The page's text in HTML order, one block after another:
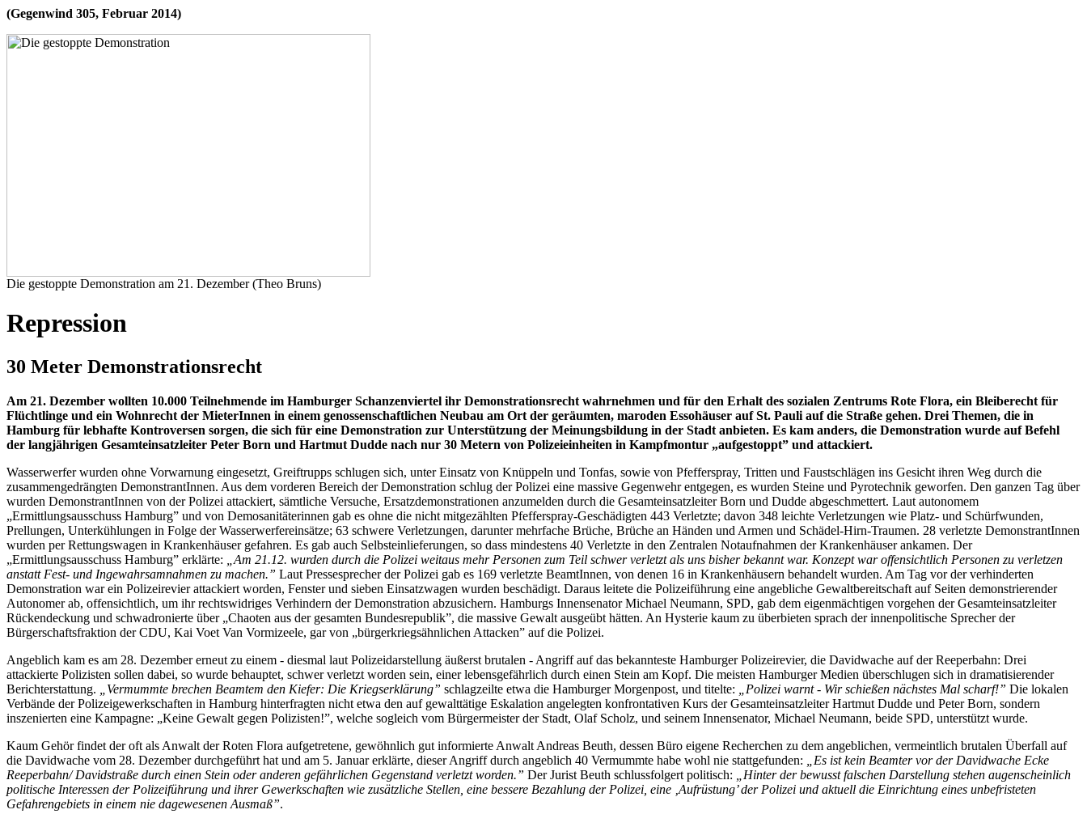
(Gegenwind 305, Februar 2014)
Die gestoppte Demonstration am 21. Dezember (Theo Bruns)
Repression
30 Meter Demonstrationsrecht
Am 21. Dezember wollten 10.000 Teilnehmende im Hamburger Schanzenviertel ihr Demonstrationsrecht wahrnehmen und für den Erhalt des sozialen Zentrums Rote Flora, ein Bleiberecht für
Flüchtlinge und ein Wohnrecht der MieterInnen in einem genossenschaftlichen Neubau am Ort der geräumten, maroden Essohäuser auf St. Pauli auf die Straße gehen. Drei Themen, die in
Hamburg für lebhafte Kontroversen sorgen, die sich für eine Demonstration zur Unterstützung der Meinungsbildung in der Stadt anbieten. Es kam anders, die Demonstration wurde auf Befehl
der langjährigen Gesamteinsatzleiter Peter Born und Hartmut Dudde nach nur 30 Metern von Polizeieinheiten in Kampfmontur „aufgestoppt” und attackiert.
Wasserwerfer wurden ohne Vorwarnung eingesetzt, Greiftrupps schlugen sich, unter Einsatz von Knüppeln und Tonfas, sowie von Pfefferspray, Tritten und Faustschlägen ins Gesicht ihren Weg durch die
zusammengedrängten DemonstrantInnen. Aus dem vorderen Bereich der Demonstration schlug der Polizei eine massive Gegenwehr entgegen, es wurden Steine und Pyrotechnik geworfen. Den ganzen Tag über
wurden DemonstrantInnen von der Polizei attackiert, sämtliche Versuche, Ersatzdemonstrationen anzumelden durch die Gesamteinsatzleiter Born und Dudde abgeschmettert. Laut autonomem
„Ermittlungsausschuss Hamburg” und von Demosanitäterinnen gab es ohne die nicht mitgezählten Pfefferspray-Geschädigten 443 Verletzte; davon 348 leichte Verletzungen wie Platz- und Schürfwunden,
Prellungen, Unterkühlungen in Folge der Wasserwerfereinsätze; 63 schwere Verletzungen, darunter mehrfache Brüche, Brüche an Händen und Armen und Schädel-Hirn-Traumen. 28 verletzte DemonstrantInnen
wurden per Rettungswagen in Krankenhäuser gefahren. Es gab auch Selbsteinlieferungen, so dass mindestens 40 Verletzte in den Zentralen Notaufnahmen der Krankenhäuser ankamen. Der
„Ermittlungsausschuss Hamburg” erklärte:
„Am 21.12. wurden durch die Polizei weitaus mehr Personen zum Teil schwer verletzt als uns bisher bekannt war. Konzept war offensichtlich Personen zu verletzen
anstatt Fest- und Ingewahrsamnahmen zu machen.” Laut Pressesprecher der Polizei gab es 169 verletzte BeamtInnen, von denen 16 in Krankenhäusern behandelt wurden. Am Tag vor der verhinderten
Demonstration war ein Polizeirevier attackiert worden, Fenster und sieben Einsatzwagen wurden beschädigt. Daraus leitete die Polizeiführung eine angebliche Gewaltbereitschaft auf Seiten demonstrierender
Autonomer ab, offensichtlich, um ihr rechtswidriges Verhindern der Demonstration abzusichern. Hamburgs Innensenator Michael Neumann, SPD, gab dem eigenmächtigen vorgehen der Gesamteinsatzleiter
Rückendeckung und schwadronierte über „Chaoten aus der gesamten Bundesrepublik”, die massive Gewalt ausgeübt hätten. An Hysterie kaum zu überbieten sprach der innenpolitische Sprecher der
Bürgerschaftsfraktion der CDU, Kai Voet Van Vormizeele, gar von „bürgerkriegsähnlichen Attacken” auf die Polizei.
Angeblich kam es am 28. Dezember erneut zu einem - diesmal laut Polizeidarstellung äußerst brutalen - Angriff auf das bekannteste Hamburger Polizeirevier, die Davidwache auf der Reeperbahn: Drei
attackierte Polizisten sollen dabei, so wurde behauptet, schwer verletzt worden sein, einer lebensgefährlich durch einen Stein am Kopf. Die meisten Hamburger Medien überschlugen sich in dramatisierender
Berichterstattung.
„Vermummte brechen Beamtem den Kiefer: Die Kriegserklärung” schlagzeilte etwa die Hamburger Morgenpost, und titelte: „Polizei warnt - Wir schießen nächstes Mal scharf!” Die lokalen
Verbände der Polizeigewerkschaften in Hamburg hinterfragten nicht etwa den auf gewalttätige Eskalation angelegten konfrontativen Kurs der Gesamteinsatzleiter Hartmut Dudde und Peter Born, sondern
inszenierten eine Kampagne: „Keine Gewalt gegen Polizisten!”, welche sogleich vom Bürgermeister der Stadt, Olaf Scholz, und seinem Innensenator, Michael Neumann, beide SPD, unterstützt wurde.
Kaum Gehör findet der oft als Anwalt der Roten Flora aufgetretene, gewöhnlich gut informierte Anwalt Andreas Beuth, dessen Büro eigene Recherchen zu dem angeblichen, vermeintlich brutalen Überfall auf
die Davidwache vom 28. Dezember durchgeführt hat und am 5. Januar erklärte, dieser Angriff durch angeblich 40 Vermummte habe wohl nie stattgefunden:
„Es ist kein Beamter vor der Davidwache Ecke
Reeperbahn/ Davidstraße durch einen Stein oder anderen gefährlichen Gegenstand verletzt worden.” Der Jurist Beuth schlussfolgert politisch:
„Hinter der bewusst falschen Darstellung stehen augenscheinlich
politische Interessen der Polizeiführung und ihrer Gewerkschaften wie zusätzliche Stellen, eine bessere Bezahlung der Polizei, eine ‚Aufrüstung’ der Polizei und aktuell die Einrichtung eines unbefristeten
Gefahrengebiets in einem nie dagewesenen Ausmaß”.